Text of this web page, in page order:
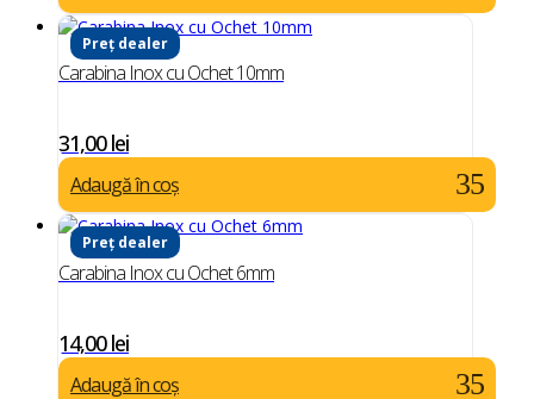
Preț dealer
Carabina Inox cu Ochet 10mm
31,00lei
Adaugă în coș
Preț dealer
Carabina Inox cu Ochet 6mm
14,00lei
Adaugă în coș